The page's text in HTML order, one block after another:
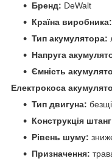
Бренд: DeWalt
Країна виробника:
Тип акумулятора:
Напруга
Ємність
Електрокоса
Тип двигуна:
Конструкція
Рівень шуму:
Призначення: